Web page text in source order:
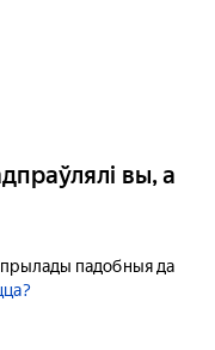
вы, а
падобныя да